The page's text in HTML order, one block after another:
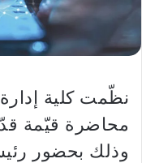
نظّمت كلية
محاضرة قيّمة
وذلك بحضور